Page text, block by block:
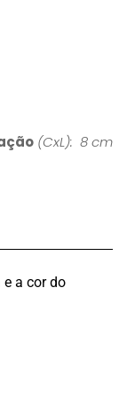
(CxL): 8 cm
a cor do